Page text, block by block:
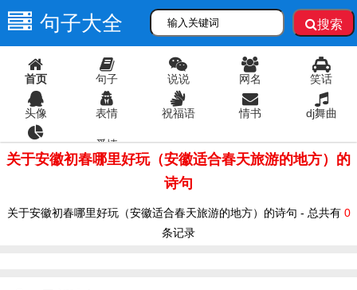
句子大全 搜索
首页 句子 说说 网名 笑话
头像 表情 祝福语 情书 dj舞曲
爱情
关于安徽初春哪里好玩（安徽适合春天旅游的地方）的
诗句
关于安徽初春哪里好玩（安徽适合春天旅游的地方）的诗句 - 总共有 0
条记录